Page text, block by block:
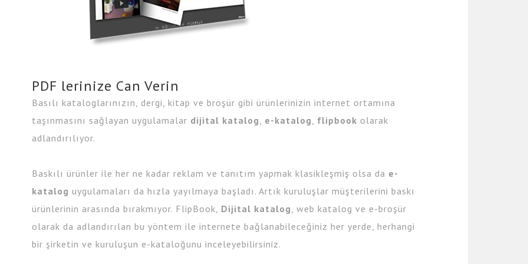
PDF lerinize Can Verin
Basılı kataloglarınızın, dergi, kitap ve broşür gibi ürünlerinizin internet ortamına
taşınmasını sağlayan uygulamalar dijital katalog, e-katalog, flipbook olarak
adlandırılıyor.
Baskılı ürünler ile her ne kadar reklam ve tanıtım yapmak klasikleşmiş olsa da e-
katalog uygulamaları da hızla yayılmaya başladı. Artık kuruluşlar müşterilerini baskı
ürünlerinin arasında bırakmıyor. FlipBook, Dijital katalog, web katalog ve e-broşür
olarak da adlandırılan bu yöntem ile internete bağlanabileceğiniz her yerde, herhangi
bir şirketin ve kuruluşun e-kataloğunu inceleyebilirsiniz.